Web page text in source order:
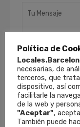
He leído y
Finalidades:
remitirle
productos y
electrónicos.
Política de
necesarias, de
terceros, que
dispositivo, así
facilitarle la
de la web y
"Aceptar",
También puede